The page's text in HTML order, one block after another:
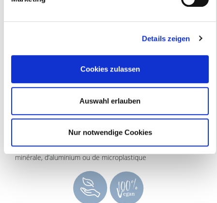
Details zeigen
Cookies zulassen
Auswahl erlauben
Nur notwendige Cookies
»Soin visage léger pour le jour et la nuit
»Ingrédients issus de l’agriculture biologique - biocertifiés
» confère à la peau une fraîcheur immédiate
» pénètre rapidement et convient à tous les types de peau
» Pas d’utilisation de silicones, de composants à base d’huile
minérale, d’aluminium ou de microplastique